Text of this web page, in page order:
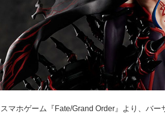
スマホゲーム『Fate/Grand Order』より、バ